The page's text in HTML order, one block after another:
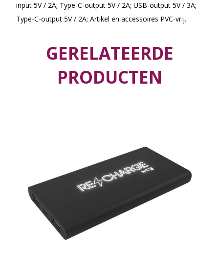
input 5V / 2A; Type-C-output 5V / 2A; USB-output 5V / 3A;
Type-C-output 5V / 2A; Artikel en accessoires PVC-vrij.
GERELATEERDE
PRODUCTEN